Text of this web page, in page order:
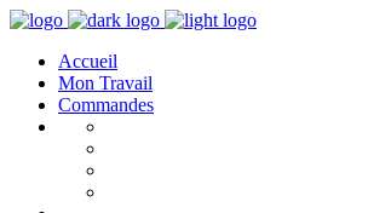
Accueil
Mon Travail
Commandes